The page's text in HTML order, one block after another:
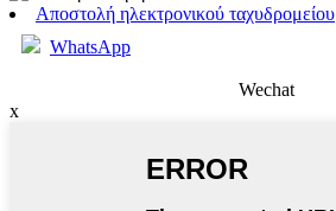
Αποστολή ηλεκτρονικού ταχυδρομείου
WhatsApp
Wechat
x